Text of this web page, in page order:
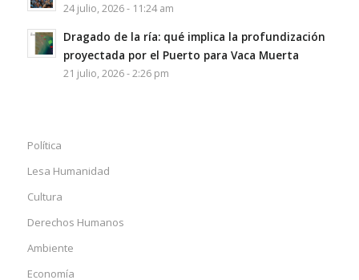
24 julio, 2026 - 11:24 am
Dragado de la ría: qué implica la profundización
proyectada por el Puerto para Vaca Muerta
21 julio, 2026 - 2:26 pm
Política
Lesa Humanidad
Cultura
Derechos Humanos
Ambiente
Economía